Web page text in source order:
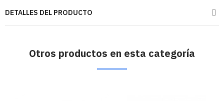
DETALLES DEL PRODUCTO
Otros productos en esta categoría